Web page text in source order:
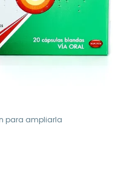
para ampliarla